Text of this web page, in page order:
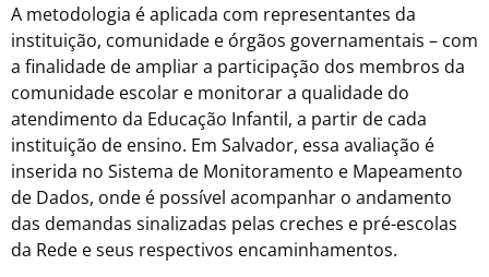
A metodologia é aplicada com representantes da
instituição, comunidade e órgãos governamentais – com
a finalidade de ampliar a participação dos membros da
comunidade escolar e monitorar a qualidade do
atendimento da Educação Infantil, a partir de cada
instituição de ensino. Em Salvador, essa avaliação é
inserida no Sistema de Monitoramento e Mapeamento
de Dados, onde é possível acompanhar o andamento
das demandas sinalizadas pelas creches e pré-escolas
da Rede e seus respectivos encaminhamentos.